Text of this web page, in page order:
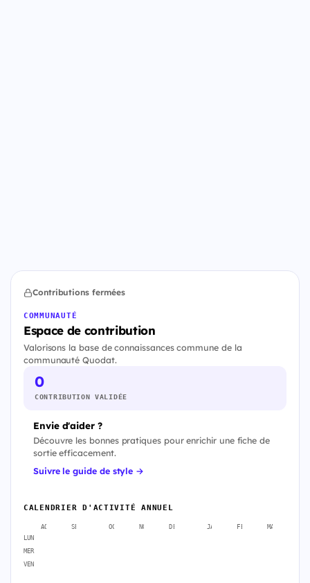
Contributions fermées
COMMUNAUTÉ
Espace de contribution
Valorisons la base de connaissances commune de la
communauté Quodat.
0
CONTRIBUTION VALIDÉE
Envie d'aider ?
Découvre les bonnes pratiques pour enrichir une fiche de
sortie efficacement.
Suivre le guide de style →
CALENDRIER D'ACTIVITÉ ANNUEL
AOÛT SEPT. OCT. NOV. DÉC. JANV. FÉVR. MARS
LUN
MER
VEN